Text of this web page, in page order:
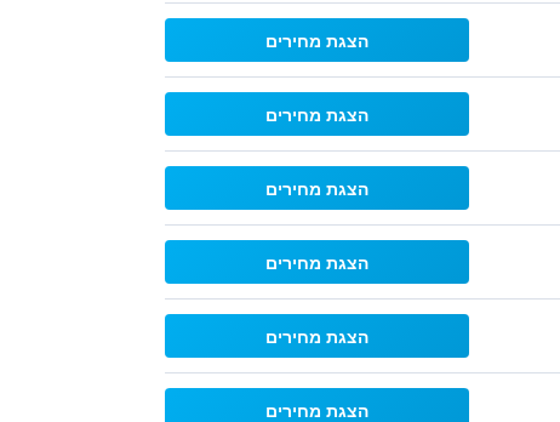
הצגת מחירים
הצגת מחירים
הצגת מחירים
הצגת מחירים
הצגת מחירים
הצגת מחירים